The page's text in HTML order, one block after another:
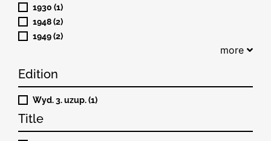
1930 (1)
1948 (2)
1949 (2)
more
Edition
Wyd. 3. uzup. (1)
Title